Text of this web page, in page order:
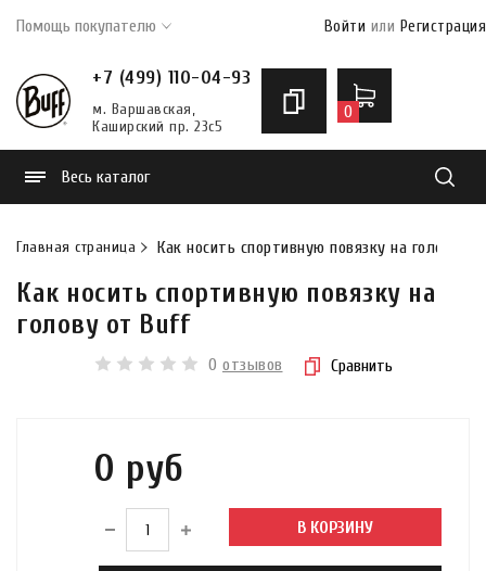
Помощь покупателю Войти или Регистрация
+7 (499) 110-04-93
м. Варшавская,
Каширский пр. 23с5
0
Весь каталог
Главная страница Как носить спортивную повязку на голову
Как носить спортивную повязку на
голову от Buff
0 отзывов Сравнить
0 руб
В КОРЗИНУ